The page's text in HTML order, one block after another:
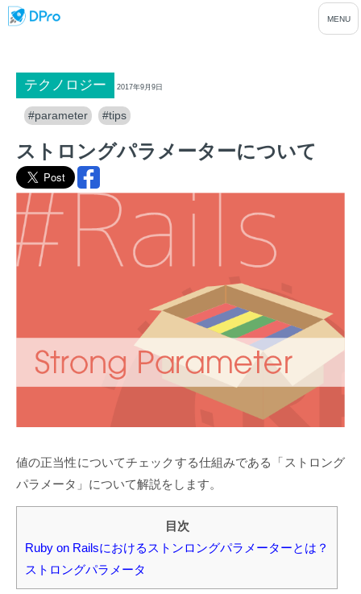
テクノロジー 2017年9月9日
#parameter #tips
ストロングパラメーターについて
値の正当性についてチェックする仕組みである「ストロング
パラメータ」について解説をします。
目次
Ruby on Railsにおけるストンロングパラメーターとは？
ストロングパラメータ